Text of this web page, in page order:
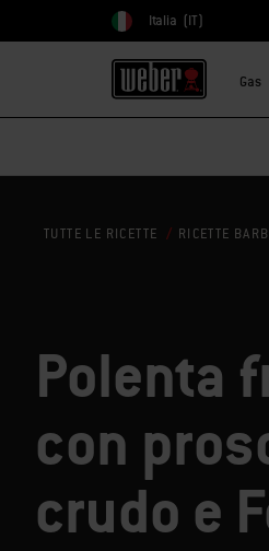
Scegli paese
Italia (IT)
Gas
TUTTE LE RICETTE RICETTE
Polenta
con
crudo e